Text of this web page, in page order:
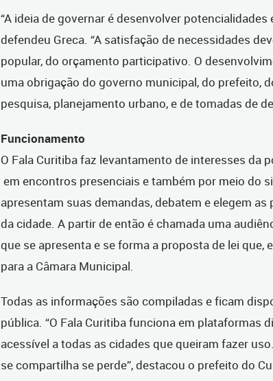
“A ideia de governar é desenvolver potencialidades
defendeu Greca. “A satisfação de necessidades
popular, do orçamento participativo. O
uma obrigação do governo municipal, do prefeito,
pesquisa, planejamento urbano, e de tomadas de
Funcionamento
O Fala Curitiba faz levantamento de interesses da
em encontros presenciais e também por meio do
apresentam suas demandas, debatem e elegem
da cidade. A partir de então é chamada uma
que se apresenta e se forma a proposta de lei que,
para a Câmara Municipal.
Todas as informações são compiladas e ficam
pública. “O Fala Curitiba funciona em plataformas
acessível a todas as cidades que queiram fazer
se compartilha se perde”, destacou o prefeito do